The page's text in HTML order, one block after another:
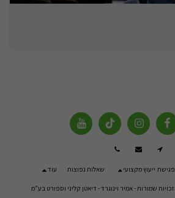
פגישת ייעוץ מקצועי שאלות נפוצות עוד
אמיר וינוגרד - דיאטן קליני וספורט בע"מ